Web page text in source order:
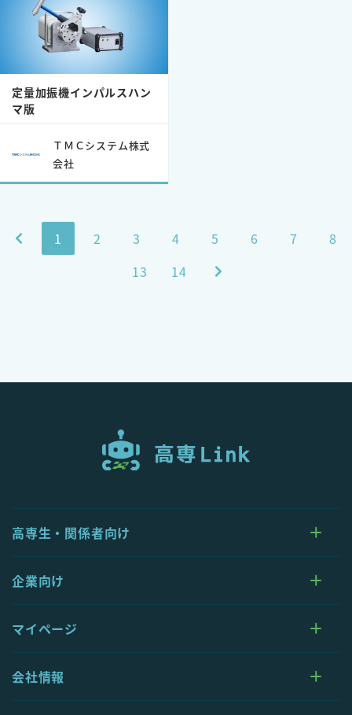
定量加振機インパルスハン
マ版
ＴＭＣシステム株式
会社
1 2 3 4 5 6 7
8
13
14
高専生・関係者向け
企業向け
マイページ
会社情報